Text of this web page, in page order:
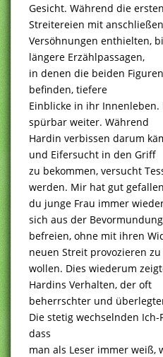
Gesicht. Während die
Streitereien mit
Versöhnungen enthielten,
längere Erzählpassagen,
in denen die beiden
befinden, tiefere
Einblicke in ihr Innenleben.
spürbar weiter. Während
Hardin verbissen darum
und Eifersucht in den Griff
zu bekommen, versucht
werden. Mir hat gut
du junge Frau immer
sich aus der
befreien, ohne mit ihren
neuen Streit provozieren zu
wollen. Dies wiederum
Hardins Verhalten, der oft
beherrschter und
Die stetig wechselnden
dass
man als Leser immer weiß,